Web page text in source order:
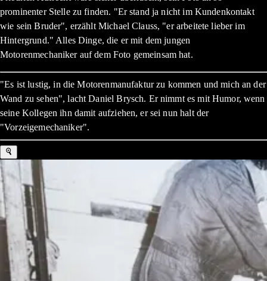
prominenter Stelle zu finden. "Er stand ja nicht im Kundenkontakt
wie sein Bruder", erzählt Michael Clauss, "er arbeitete lieber im
Hintergrund." Alles Dinge, die er mit dem jungen
Motorenmechaniker auf dem Foto gemeinsam hat.
"Es ist lustig, in die Motorenmanufaktur zu kommen und mich an der
Wand zu sehen", lacht Daniel Brysch. Er nimmt es mit Humor, wenn
seine Kollegen ihn damit aufziehen, er sei nun halt der
"Vorzeigemechaniker".